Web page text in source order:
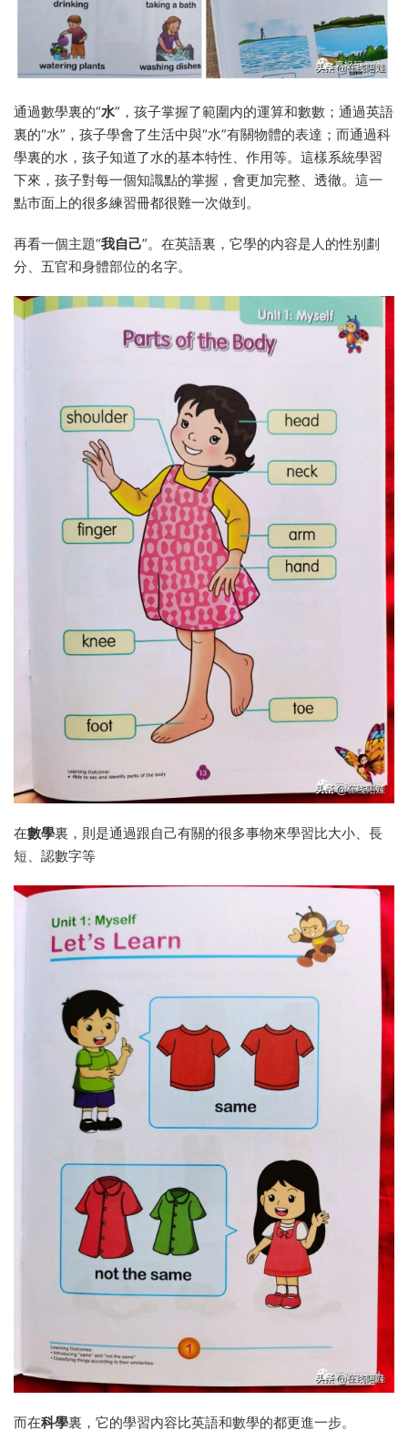
通過數學裏的“水”，孩子掌握了範圍内的運算和數數；通過英語
裏的“水”，孩子學會了生活中與“水”有關物體的表達；而通過科
學裏的水，孩子知道了水的基本特性、作用等。這樣系統學習
下來，孩子對每一個知識點的掌握，會更加完整、透徹。這一
點市面上的很多練習冊都很難一次做到。
再看一個主題“我自己”。在英語裏，它學的内容是人的性别劃
分、五官和身體部位的名字。
在數學裏，則是通過跟自己有關的很多事物來學習比大小、長
短、認數字等
而在科學裏，它的學習内容比英語和數學的都更進一步。